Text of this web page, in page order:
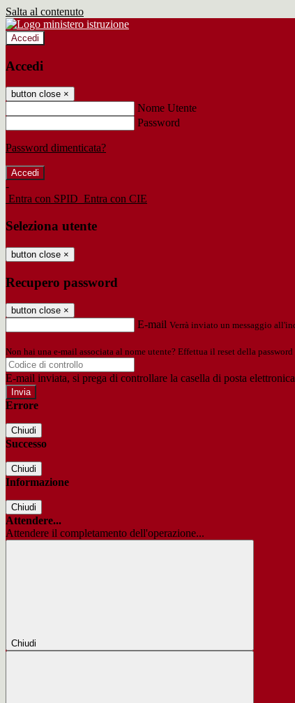
Salta al contenuto
Accedi
Accedi
button close ×
Nome Utente
Password
Password dimenticata?
-
Entra con SPID Entra con CIE
Seleziona utente
button close ×
Recupero password
button close ×
E-mail Verrà inviato un messaggio
Non hai una e-mail associata al nome utente? Effettua il reset della
E-mail inviata, si prega di controllare la casella di posta
Errore
Chiudi
Successo
Chiudi
Informazione
Chiudi
Attendere...
Attendere il completamento dell'operazione...
Chiudi